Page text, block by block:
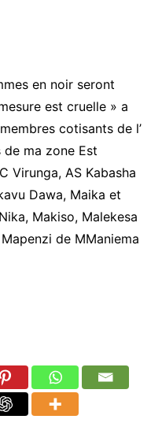
en noir seront
est cruelle » a
cotisants de l’
ma zone Est
Virunga, AS Kabasha
Dawa, Maika et
Makiso, Malekesa
de MManiema